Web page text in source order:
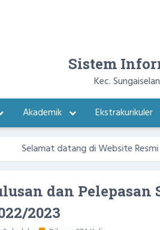
Sistem
Kec.
Akademik Ekstrakurikuler
datang di Website Resmi SMAN 1
dan Pelepasan
2023